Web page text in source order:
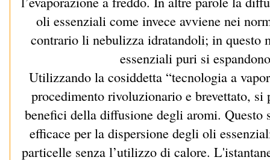
oli essenziali come invece avviene nei
contrario li nebulizza idratandoli; in
essenziali puri si
Utilizzando la cosiddetta “tecnologia a
procedimento rivoluzionario e brevettato, si
benefici della diffusione degli aromi. Questo
efficace per la dispersione degli oli
particelle senza l’utilizzo di calore.